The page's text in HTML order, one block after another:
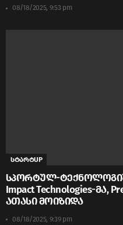
08/18/2025, 9:53 pm
სტარტUP
სპორტულ-
Impact Technologies-მა,
ათასი მოიზიდა
08/18/2025, 9:39 pm